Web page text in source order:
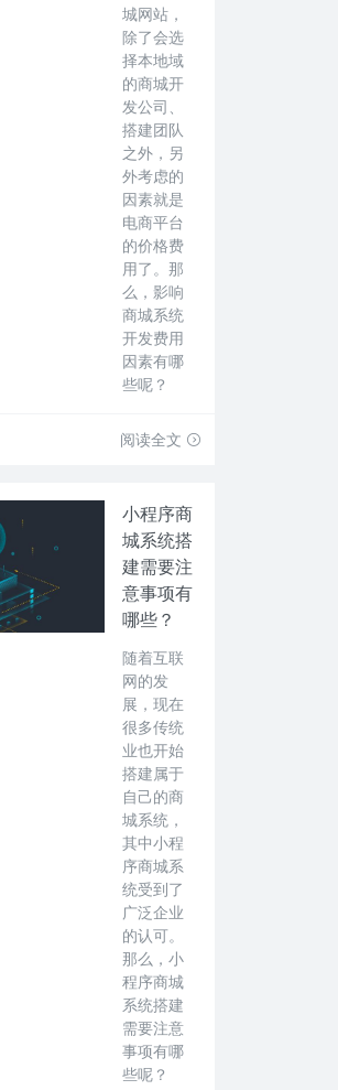
城网站，
除了会选
择本地域
的商城开
发公司、
搭建团队
之外，另
外考虑的
因素就是
电商平台
的价格费
用了。那
么，影响
商城系统
开发费用
因素有哪
些呢？
阅读全文
小程序商
城系统搭
建需要注
意事项有
哪些？
随着互联
网的发
展，现在
很多传统
业也开始
搭建属于
自己的商
城系统，
其中小程
序商城系
统受到了
广泛企业
的认可。
那么，小
程序商城
系统搭建
需要注意
事项有哪
些呢？